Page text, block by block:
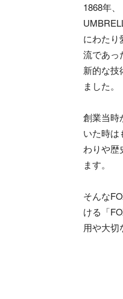
1868年
にわたり
流であっ
新的な技
ました。
創業当時
いた時は
わりや歴
ます。
そんな
ける「
用や大切